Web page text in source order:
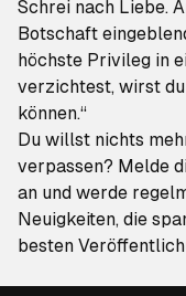
Schrei nach Liebe.
Botschaft
höchste Privileg in
verzichtest, wirst
können.“
Du willst nichts
verpassen? Melde
an und werde
Neuigkeiten, die
besten